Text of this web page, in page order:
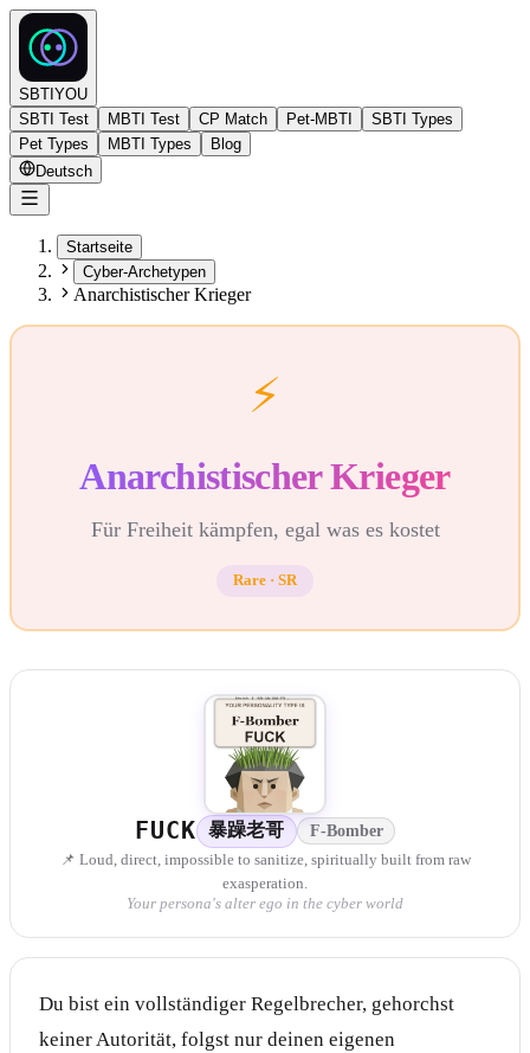
SBTIYOU
SBTI Test
MBTI Test CP Match Pet-MBTI
SBTI Types
Pet Types
MBTI Types
Blog
Deutsch
Startseite
Cyber-Archetypen
Anarchistischer Krieger
⚡
Anarchistischer Krieger
Für Freiheit kämpfen, egal was es kostet
Rare · SR
FUCK 暴躁老哥 F-Bomber
📌 Loud, direct, impossible to sanitize, spiritually built from raw
exasperation.
Your persona's alter ego in the cyber world
Du bist ein vollständiger Regelbrecher, gehorchst
keiner Autorität, folgst nur deinen eigenen